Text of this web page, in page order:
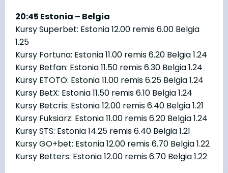
20:45 Estonia – Belgia
Kursy Superbet: Estonia 12.00 remis 6.00 Belgia
1.25
Kursy Fortuna: Estonia 11.00 remis 6.20 Belgia 1.24
Kursy Betfan: Estonia 11.50 remis 6.30 Belgia 1.24
Kursy ETOTO: Estonia 11.00 remis 6.25 Belgia 1.24
Kursy BetX: Estonia 11.50 remis 6.10 Belgia 1.24
Kursy Betcris: Estonia 12.00 remis 6.40 Belgia 1.21
Kursy Fuksiarz: Estonia 11.00 remis 6.20 Belgia 1.24
Kursy STS: Estonia 14.25 remis 6.40 Belgia 1.21
Kursy GO+bet: Estonia 12.00 remis 6.70 Belgia 1.22
Kursy Betters: Estonia 12.00 remis 6.70 Belgia 1.22